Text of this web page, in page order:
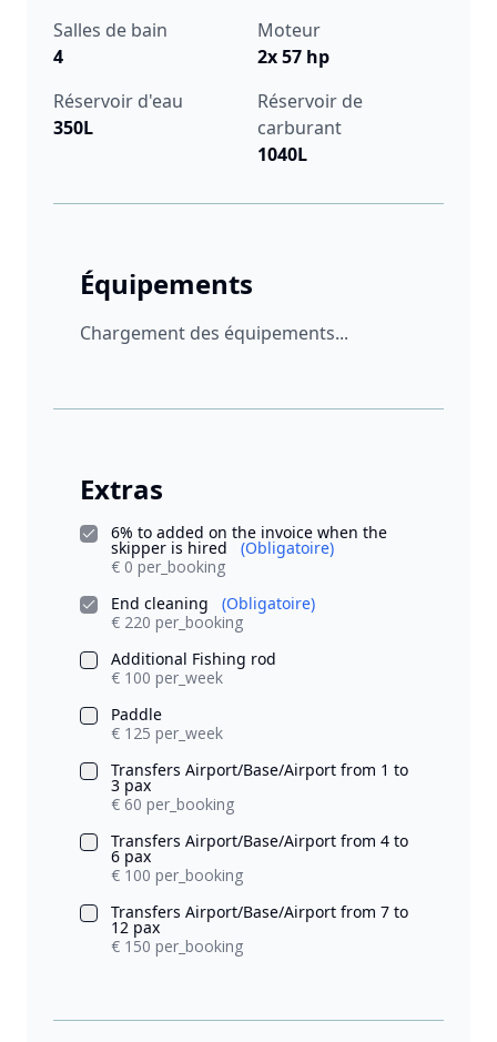
Salles de bain
4
Moteur
2x 57 hp
Réservoir d'eau
350L
Réservoir de
carburant
1040L
Équipements
Chargement des équipements...
Extras
6% to added on the invoice when the
skipper is hired
(Obligatoire)
€ 0 per_booking
End cleaning
(Obligatoire)
€ 220 per_booking
Additional Fishing rod
€ 100 per_week
Paddle
€ 125 per_week
Transfers Airport/Base/Airport from 1 to
3 pax
€ 60 per_booking
Transfers Airport/Base/Airport from 4 to
6 pax
€ 100 per_booking
Transfers Airport/Base/Airport from 7 to
12 pax
€ 150 per_booking